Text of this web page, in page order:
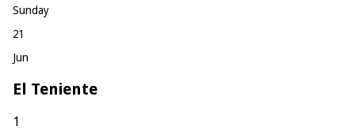
Sunday
21
Jun
El Teniente
1